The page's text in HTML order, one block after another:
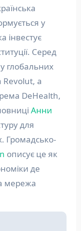
у
інвестує
Серед
глобальних
Revolut, а
DeHealth,
Анни
для
Громадсько-
описує це як
де
мережа